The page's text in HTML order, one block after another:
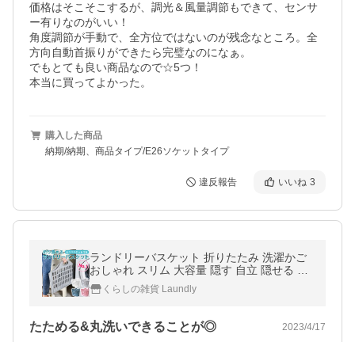
価格はそこそこするが、調光＆風量調節もできて、センサ
ー有りなのがいい！
角度調節が手動で、全方位ではないのが残念なところ。全
方向自動首振りができたら完璧なのになぁ。
でもとても良い商品なので☆5つ！
本当に買ってよかった。
購入した商品
納期/納期、商品タイプ/E26ソケットタイプ
違反報告 いいね 3
ランドリーバスケット 折りたたみ 洗濯かご
おしゃれ スリム 大容量 隠す 自立 隠せる 洗
濯カゴ 高さ コンパクト 洗面 洗濯物入れ
くらしの雑貨 Laundly
たためる&丸洗いできることが◎ 2023/4/17